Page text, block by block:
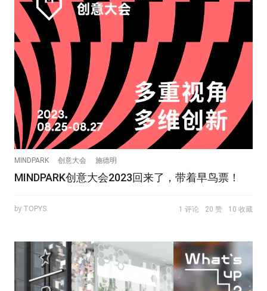
MINDPARK 创意大会 施德明
MINDPARK创意大会2023回来了，带着早鸟票！
by TOPYS. 1 评论 20 赞 10 收藏